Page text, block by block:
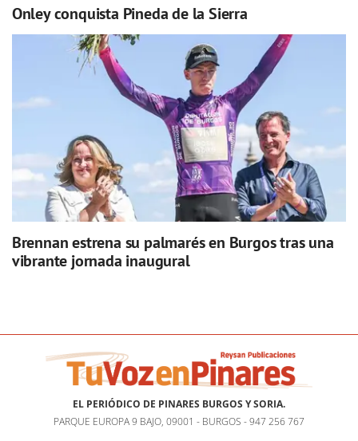
Onley conquista Pineda de la Sierra
Brennan estrena su palmarés en Burgos tras una
vibrante jornada inaugural
EL PERIÓDICO DE PINARES BURGOS Y SORIA.
PARQUE EUROPA 9 BAJO, 09001 - BURGOS - 947 256 767